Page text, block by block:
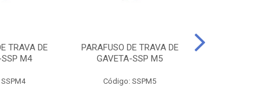
TRAVA DE
M4
PARAFUSO DE TRAVA DE
GAVETA-SSP M5
Código: SSPM5